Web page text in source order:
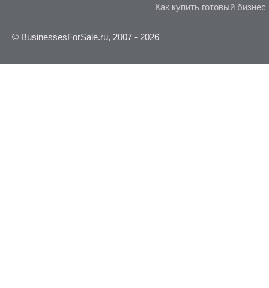
Как купить готовый бизнес
© BusinessesForSale.ru, 2007 - 2026